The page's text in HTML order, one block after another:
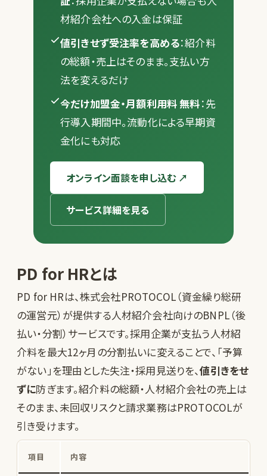
材紹介会社への入金は保証
値引きせず受注率を高める：紹介料
の総額・売上はそのまま。支払い方
法を変えるだけ
今だけ加盟金・月額利用料 無料：先
行導入期間中。流動化による早期資
金化にも対応
オンライン面談を申し込む ↗
サービス詳細を見る
PD for HRとは
PD for HRは、株式会社PROTOCOL（資金繰り総研
の運営元）が提供する人材紹介会社向けのBNPL（後
払い・分割）サービスです。採用企業が支払う人材紹
介料を最大12ヶ月の分割払いに変えることで、「予算
がない」を理由とした失注・採用見送りを、値引きをせ
ずに防ぎます。紹介料の総額・人材紹介会社の売上は
そのまま、未回収リスクと請求業務はPROTOCOLが
引き受けます。
項目 内容